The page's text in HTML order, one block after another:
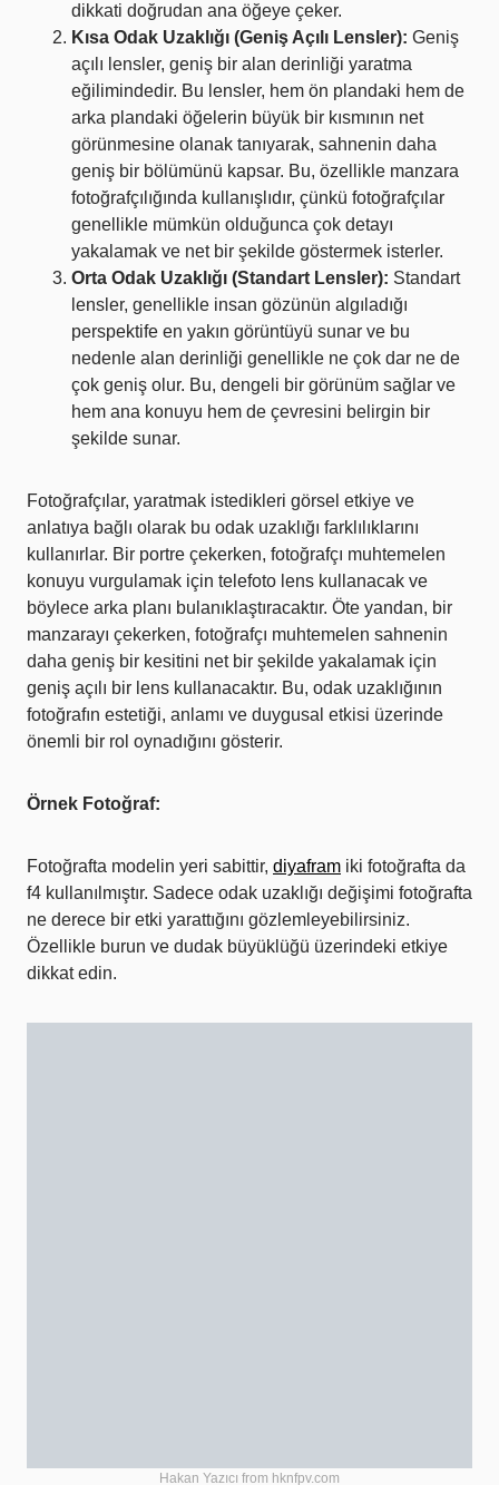
dikkati doğrudan ana öğeye çeker.
Kısa Odak Uzaklığı (Geniş Açılı Lensler): Geniş
açılı lensler, geniş bir alan derinliği yaratma
eğilimindedir. Bu lensler, hem ön plandaki hem de
arka plandaki öğelerin büyük bir kısmının net
görünmesine olanak tanıyarak, sahnenin daha
geniş bir bölümünü kapsar. Bu, özellikle manzara
fotoğrafçılığında kullanışlıdır, çünkü fotoğrafçılar
genellikle mümkün olduğunca çok detayı
yakalamak ve net bir şekilde göstermek isterler.
Orta Odak Uzaklığı (Standart Lensler): Standart
lensler, genellikle insan gözünün algıladığı
perspektife en yakın görüntüyü sunar ve bu
nedenle alan derinliği genellikle ne çok dar ne de
çok geniş olur. Bu, dengeli bir görünüm sağlar ve
hem ana konuyu hem de çevresini belirgin bir
şekilde sunar.
Fotoğrafçılar, yaratmak istedikleri görsel etkiye ve
anlatıya bağlı olarak bu odak uzaklığı farklılıklarını
kullanırlar. Bir portre çekerken, fotoğrafçı muhtemelen
konuyu vurgulamak için telefoto lens kullanacak ve
böylece arka planı bulanıklaştıracaktır. Öte yandan, bir
manzarayı çekerken, fotoğrafçı muhtemelen sahnenin
daha geniş bir kesitini net bir şekilde yakalamak için
geniş açılı bir lens kullanacaktır. Bu, odak uzaklığının
fotoğrafın estetiği, anlamı ve duygusal etkisi üzerinde
önemli bir rol oynadığını gösterir.
Örnek Fotoğraf:
Fotoğrafta modelin yeri sabittir, diyafram iki fotoğrafta da
f4 kullanılmıştır. Sadece odak uzaklığı değişimi fotoğrafta
ne derece bir etki yarattığını gözlemleyebilirsiniz.
Özellikle burun ve dudak büyüklüğü üzerindeki etkiye
dikkat edin.
Hakan Yazıcı from hknfpv.com